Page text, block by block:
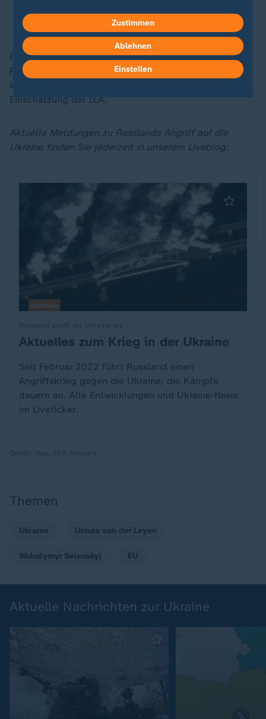
Stromerzeugung: So groß sind die Zerstörungen
Regelmäßig komme es zu Stromausfällen und
Problemen bei der Wasserversorgung. Die Situation
könne sich im Winter noch verschärfen, lautet die
Einschätzung der IEA.
Aktuelle Meldungen zu Russlands Angriff auf die
Ukraine finden Sie jederzeit in unserem Liveblog:
:
Aktuelles zum Krieg in der Ukraine
Seit Februar 2022 führt Russland einen
Angriffskrieg gegen die Ukraine, die Kämpfe
dauern an. Alle Entwicklungen und Ukraine-News
im Liveticker.
Liveblog
Themen
Ukraine Ursula von der Leyen
Wolodymyr Selenskyj EU
Aktuelle Nachrichten zur Ukraine
Zustimmen
Ablehnen
Einstellen